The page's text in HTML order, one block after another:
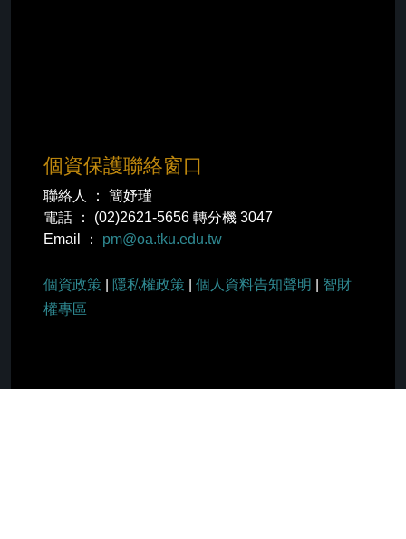
個資保護聯絡窗口
聯絡人 ： 簡妤瑾
電話 ： (02)2621-5656 轉分機 3047
Email ： pm@oa.tku.edu.tw
個資政策 隱私權政策 個人資料告知聲明
智財
權專區